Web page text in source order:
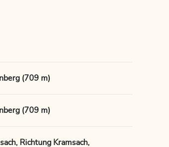
(709 m)
(709 m)
Richtung Kramsach,